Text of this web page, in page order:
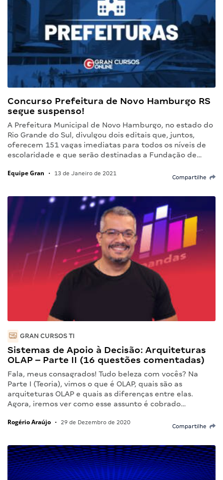
Concurso Prefeitura de Novo Hamburgo RS
segue suspenso!
A Prefeitura Municipal de Novo Hamburgo, no estado do
Rio Grande do Sul, divulgou dois editais que, juntos,
oferecem 151 vagas imediatas para todos os níveis de
escolaridade e que serão destinadas a Fundação de…
Equipe Gran • 13 de Janeiro de 2021
Compartilhe
GRAN CURSOS TI
Sistemas de Apoio à Decisão: Arquiteturas
OLAP – Parte II (16 questões comentadas)
Fala, meus consagrados! Tudo beleza com vocês? Na
Parte I (Teoria), vimos o que é OLAP, quais são as
arquiteturas OLAP e quais as diferenças entre elas.
Agora, iremos ver como esse assunto é cobrado…
Rogério Araújo • 29 de Dezembro de 2020
Compartilhe